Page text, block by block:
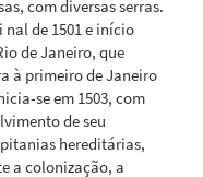
com diversas serras.
de 1501 e início
de Janeiro, que
à primeiro de Janeiro
se em 1503, com
de seu
hereditárias,
a colonização, a